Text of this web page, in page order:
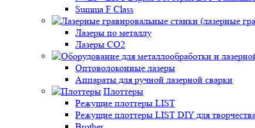
Summa F Class
Лазеры по металлу
Лазеры CO2
Оптоволоконные лазеры
Аппараты для ручной лазерной сварки
Плоттеры
Режущие плоттеры LIST
Режущие плоттеры LIST DIY для